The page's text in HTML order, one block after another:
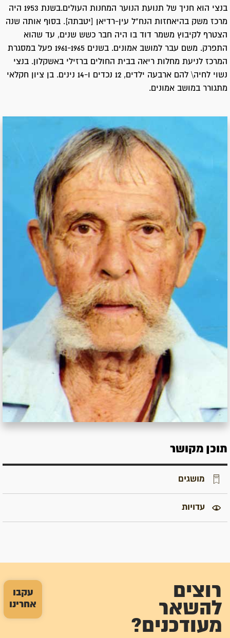
עקבו
אחרינו
בנצי הוא חניך של תנועת הנוער המחנות העולים.בשנת 1953 היה
מרכז משק בהיאחזות הנח"ל עין-רדיאן [יטבתה]. בסוף אותה שנה
הצטרף לקיבוץ משמר דוד בו היה חבר כשש שנים, עד שהוא
התפרק. משם עבר למושב אמונים. בשנים 1961-1965 פעל במסגרת
המרכז לניעת מחלות ריאה בבית החולים ברזילי באשקלון. בנצי
נשוי לחיה\ להם ארבעה ילדים, 12 נכדים ו-14 נינים. בן ציון חקלאי
מתגורר במושב אמונים.
תוכן מקושר
מושגים
עדויות
רוצים
להשאר
מעודכנים?